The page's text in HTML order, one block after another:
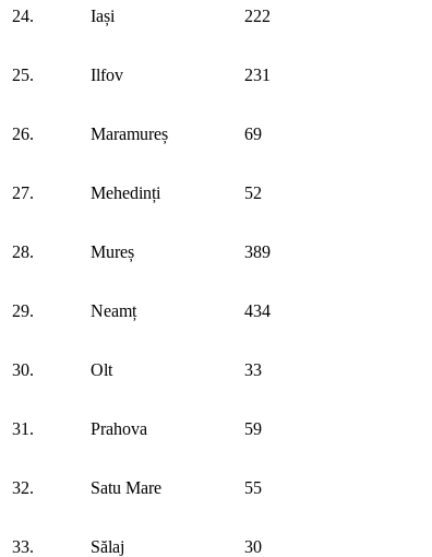
24. Iași 222
25. Ilfov 231
26. Maramureș 69
27. Mehedinți 52
28. Mureș 389
29. Neamț 434
30. Olt 33
31. Prahova 59
32. Satu Mare 55
33. Sălaj 30